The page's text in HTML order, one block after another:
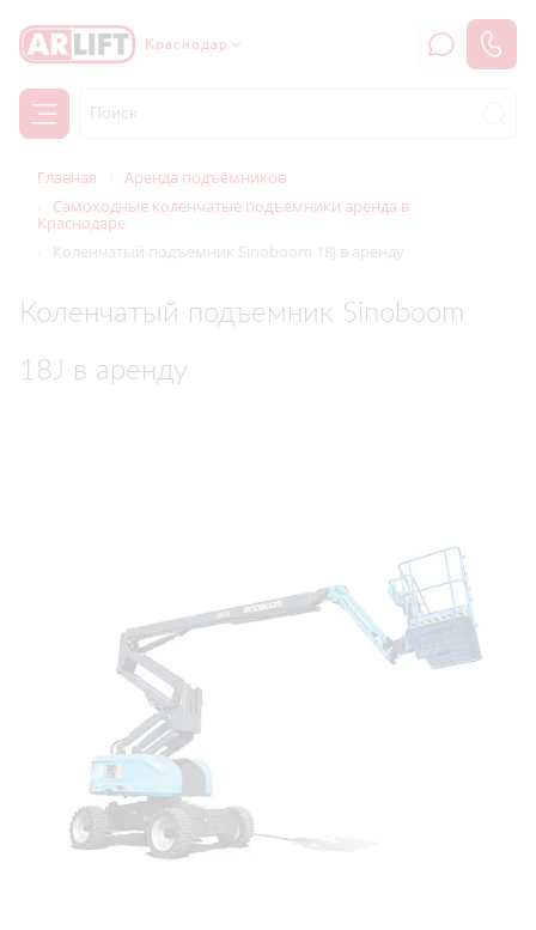
Краснодар
Главная
Аренда подъёмников
Самоходные коленчатые подъемники аренда в
Краснодаре
Коленчатый подъемник Sinoboom 18J в аренду
Коленчатый подъемник Sinoboom
18J в аренду